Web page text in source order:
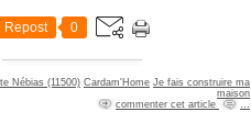
Repost 0
Nébias (11500) Cardam'Home Je fais construire ma
maison
commenter cet article
…